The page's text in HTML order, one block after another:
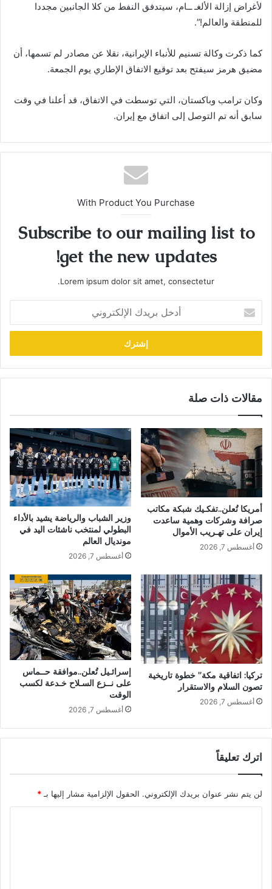
لأغراض إزالة الألغـ ــام، سيتدفق النفط من كلا الجانبين مجددا
للمنطقة والعالم!”.
كما ذكرت وكالة تسنيم للأنباء الإيرانية، نقلا عن مصادر لم تسمها، أن
مضيق هرمز سيفتح بعد توقيع الاتفاق الإطاري يوم الجمعة.
وكان ترامب وباكستان، التي توسطت في الاتفاق، قد أعلنا في وقت
سابق أنه تم التوصل إلى اتفاق مع إيران.
With Product You Purchase
Subscribe to our mailing list to
get the new updates!
Lorem ipsum dolor sit amet, consectetur.
بريدك
الإلكتروني
مقالات ذات صلة
أمريكا تُعلن..تفكـيك شبكة مكاتب
صرافة وشركات وهمية ساعدت
إيران على تهـريب الأموال
أغسطس 7, 2026
وزير الشباب والرياضة يشيد بالأداء
البطولي لمنتخب ناشئات اليد في
مونديال العالم
أغسطس 7, 2026
تركيا: اتفاقية مكة” خطوة تاريخية
تصون السلام والاستقرار
أغسطس 7, 2026
إسرائـيل تُعلن..موافقة حــماس
على نــزع السـلاح خـدعة لكسب
الوقت
أغسطس 7, 2026
اترك تعليقاً
لن يتم نشر عنوان بريدك الإلكتروني. الحقول الإلزامية مشار إليها بـ*